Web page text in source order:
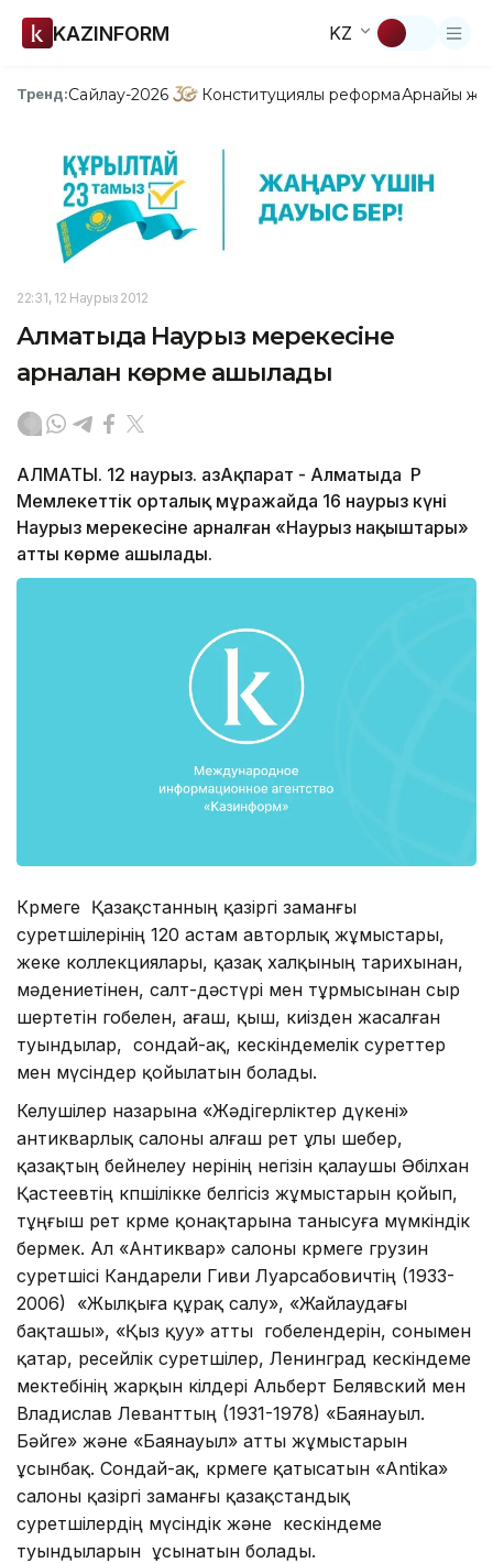
KAZINFORM KZ
Тренд:Сайлау-2026 Конституциялық реформаАрнайы
22:31, 12 Наурыз 2012
Алматыда Наурыз мерекесіне
арналған көрме ашылады
АЛМАТЫ. 12 наурыз. ҚазАқпарат - Алматыда ҚР
Мемлекеттік орталық мұражайда 16 наурыз күні
Наурыз мерекесіне арналған «Наурыз нақыштары»
атты көрме ашылады.
Көрмеге Қазақстанның қазіргі заманғы
суретшілерінің 120 астам авторлық жұмыстары,
жеке коллекциялары, қазақ халқының тарихынан,
мәдениетінен, салт-дәстүрі мен тұрмысынан сыр
шертетін гобелен, ағаш, қыш, киізден жасалған
туындылар, сондай-ақ, кескіндемелік суреттер
мен мүсіндер қойылатын болады.
Келушілер назарына «Жәдігерліктер дүкені»
антикварлық салоны алғаш рет ұлы шебер,
қазақтың бейнелеу өнерінің негізін қалаушы Әбілхан
Қастеевтің көпшілікке белгісіз жұмыстарын қойып,
тұңғыш рет көрме қонақтарына танысуға мүмкіндік
бермек. Ал «Антиквар» салоны көрмеге грузин
суретшісі Кандарели Гиви Луарсабовичтің (1933-
2006) «Жылқыға құрақ салу», «Жайлаудағы
бақташы», «Қыз қуу» атты гобелендерін, сонымен
қатар, ресейлік суретшілер, Ленинград кескіндеме
мектебінің жарқын өкілдері Альберт Белявский мен
Владислав Леванттың (1931-1978) «Баянауыл.
Бәйге» және «Баянауыл» атты жұмыстарын
ұсынбақ. Сондай-ақ, көрмеге қатысатын «Antika»
салоны қазіргі заманғы қазақстандық
суретшілердің мүсіндік және кескіндеме
туындыларын ұсынатын болады.